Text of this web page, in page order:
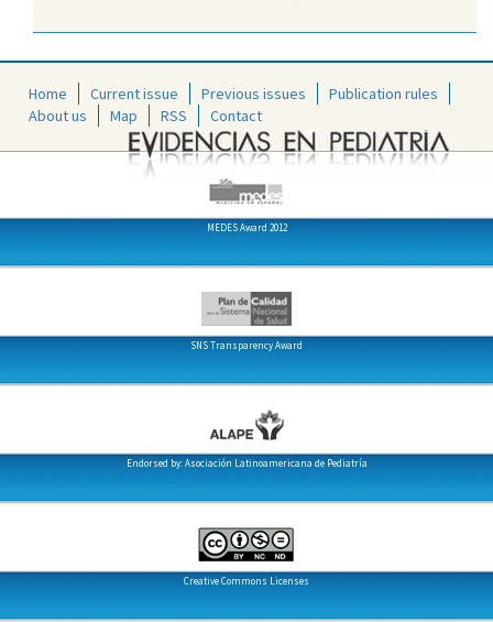
Home Current issue Previous issues
Publication rules
About us
Map RSS Contact
MEDES Award 2012
SNS Transparency Award
Endorsed by: Asociación Latinoamericana de Pediatría
Creative Commons Licenses